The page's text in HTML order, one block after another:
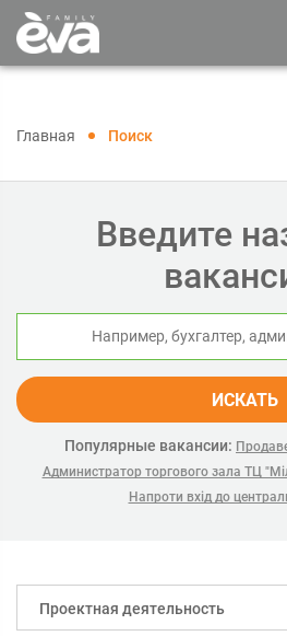
Главная Поиск
Введите
ИСКАТЬ
Популярные вакансии:
Администратор торгового зала ТЦ
Напроти вхід до
Проектная деятельность